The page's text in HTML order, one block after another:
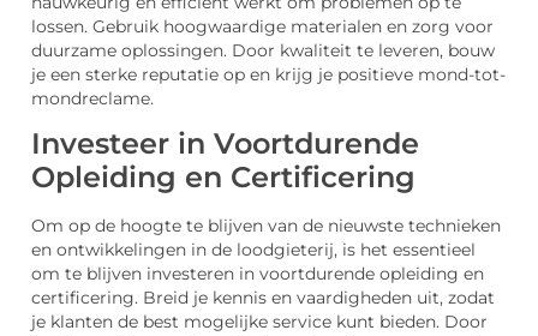
lossen. Gebruik hoogwaardige materialen en zorg voor
duurzame oplossingen. Door kwaliteit te leveren, bouw
je een sterke reputatie op en krijg je positieve mond-tot-
mondreclame.
Investeer in Voortdurende
Opleiding en Certificering
Om op de hoogte te blijven van de nieuwste technieken
en ontwikkelingen in de loodgieterij, is het essentieel
om te blijven investeren in voortdurende opleiding en
certificering. Breid je kennis en vaardigheden uit, zodat
je klanten de best mogelijke service kunt bieden. Door